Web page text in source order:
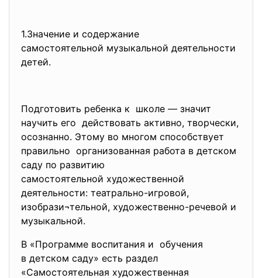
1.Значение и содержание
самостоятельной музыкальной деятельности
детей.
Подготовить ребенка к школе — значит
научить его действовать активно, творчески,
осознанно. Этому во многом способствует
правильно организованная работа в детском
саду по развитию
самостоятельной художественной
деятельности: театрально-игровой,
изобрази¬тельной, художественно-речевой и
музыкальной.
В «Программе воспитания и обучения
в детском саду» есть раздел
«Самостоятельная художественная